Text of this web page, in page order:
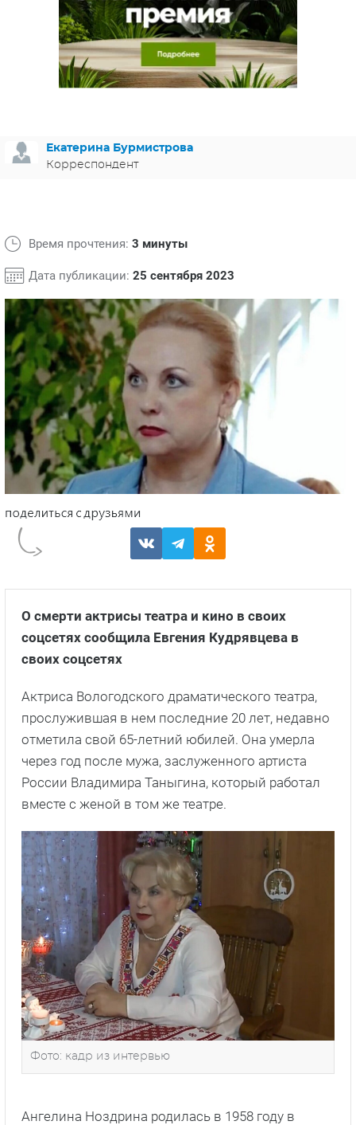
МЕЛОДРАМЫ
ИСПАНИЯ
ФРАНЦИЯ
ГЕРМАНИЯ
СВЕТСКИЕ НОВОСТИ
СПОЙЛЕРЫ ИЗ СЕРИАЛОВ
Екатерина Бурмистрова
Корреспондент
Время прочтения: 3 минуты
Дата публикации: 25 сентября 2023
О смерти актрисы театра и кино в своих
соцсетях сообщила Евгения Кудрявцева в
своих соцсетях
Актриса Вологодского драматического театра,
прослужившая в нем последние 20 лет, недавно
отметила свой 65-летний юбилей. Она умерла
через год после мужа, заслуженного артиста
России Владимира Таныгина, который работал
вместе с женой в том же театре.
Фото: кадр из интервью
Ангелина Ноздрина родилась в 1958 году в